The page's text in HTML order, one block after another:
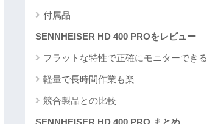
付属品
SENNHEISER HD 400 PROをレビュー
フラットな特性で正確にモニターできる
軽量で長時間作業も楽
競合製品との比較